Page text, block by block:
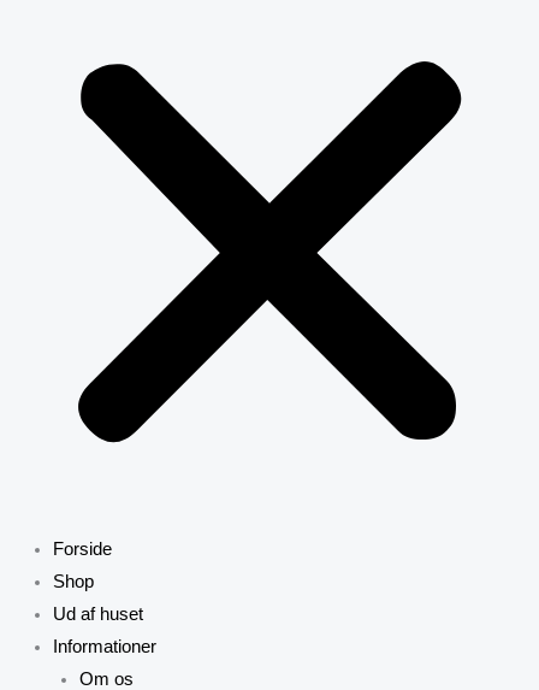
Forside
Shop
Ud af huset
Informationer
Om os